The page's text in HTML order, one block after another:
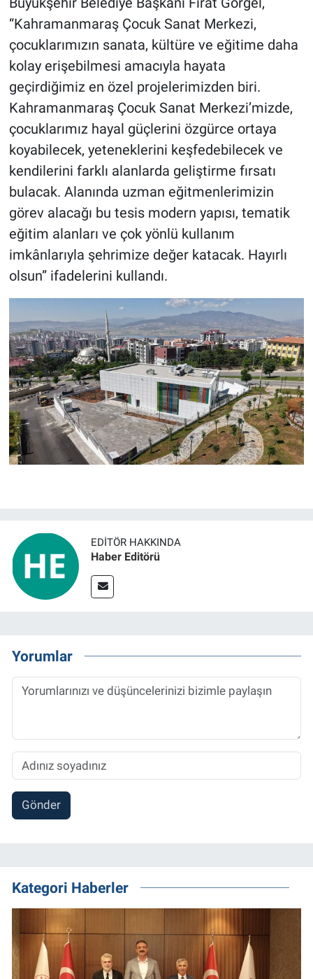
“Kahramanmaraş Çocuk Sanat Merkezi,
çocuklarımızın sanata, kültüre ve eğitime daha
kolay erişebilmesi amacıyla hayata
geçirdiğimiz en özel projelerimizden biri.
Kahramanmaraş Çocuk Sanat Merkezi’mizde,
çocuklarımız hayal güçlerini özgürce ortaya
koyabilecek, yeteneklerini keşfedebilecek ve
kendilerini farklı alanlarda geliştirme fırsatı
bulacak. Alanında uzman eğitmenlerimizin
görev alacağı bu tesis modern yapısı, tematik
eğitim alanları ve çok yönlü kullanım
imkânlarıyla şehrimize değer katacak. Hayırlı
olsun” ifadelerini kullandı.
EDITÖR HAKKINDA
Haber Editörü
Yorumlar
Gönder
Kategori Haberler